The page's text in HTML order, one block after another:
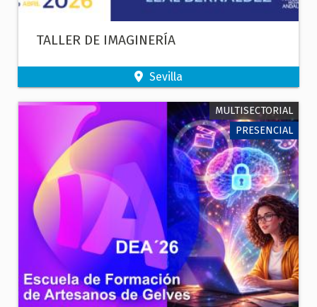
TALLER DE IMAGINERÍA
Sevilla
MULTISECTORIAL
PRESENCIAL